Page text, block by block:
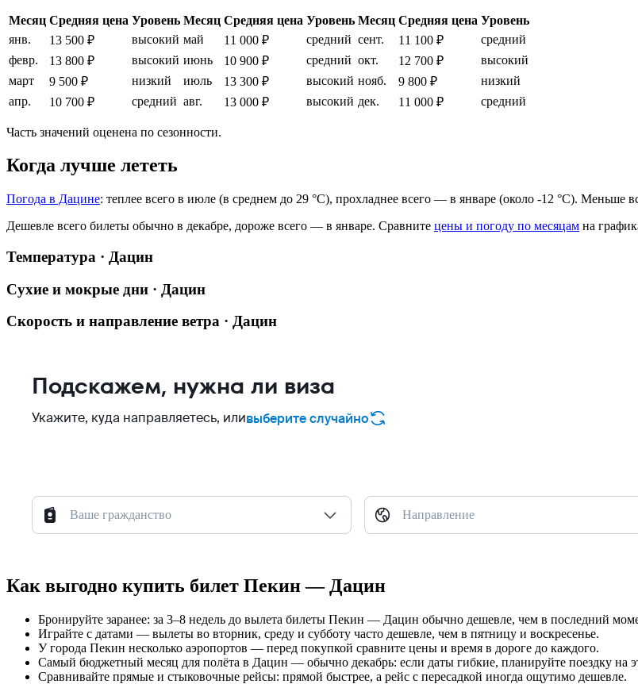
Месяц Средняя цена Уровень Месяц Средняя цена Уровень Месяц Средняя цена Уровень
янв.
13 500 ₽ высокий май 11 000 ₽ средний сент. 11 100 ₽
средний
февр.
13 800 ₽ высокий июнь 10 900 ₽ средний окт. 12 700 ₽
высокий
март
9 500 ₽ низкий июль 13 300 ₽ высокий нояб. 9 800 ₽
низкий
апр.
10 700 ₽ средний авг. 13 000 ₽ высокий дек. 11 000 ₽ средний
Часть значений оценена по сезонности.
Когда лучше лететь
Погода в Дацине: теплее всего в июле (в среднем до 29 °C), прохладнее всего — в январе (около -12 °C). Меньше
Дешевле всего билеты обычно в декабре, дороже всего — в январе. Сравните цены и погоду по месяцам на
Температура · Дацин
Сухие и мокрые дни · Дацин
Скорость и направление ветра · Дацин
Подскажем, нужна ли виза
Укажите, куда направляетесь, иливыберите случайно
Ваше гражданство Направление
Как выгодно купить билет Пекин — Дацин
Бронируйте заранее: за 3–8 недель до вылета билеты Пекин — Дацин обычно дешевле, чем в последний
Играйте с датами — вылеты во вторник, среду и субботу часто дешевле, чем в пятницу и воскресенье.
У города Пекин несколько аэропортов — перед покупкой сравните цены и время в дороге до каждого.
Самый бюджетный месяц для полёта в Дацин — обычно декабрь: если даты гибкие, планируйте поездку на
Сравнивайте прямые и стыковочные рейсы: прямой быстрее, а рейс с пересадкой иногда ощутимо дешевле.